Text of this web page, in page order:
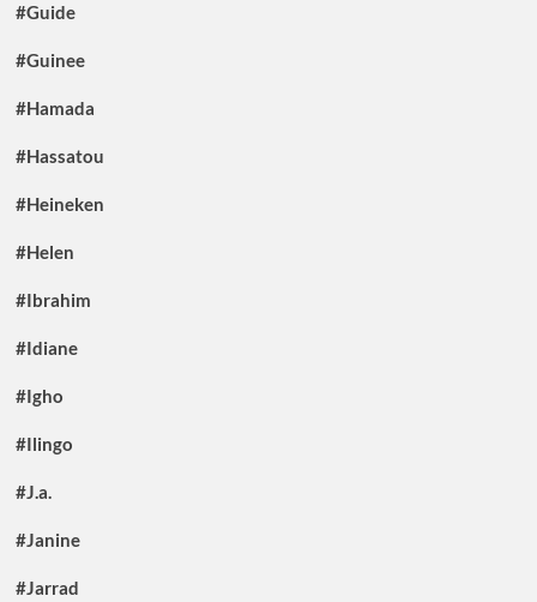
#Guide
#Guinee
#Hamada
#Hassatou
#Heineken
#Helen
#Ibrahim
#Idiane
#Igho
#Ilingo
#J.a.
#Janine
#Jarrad